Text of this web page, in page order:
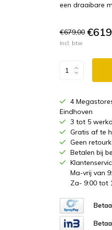
een draaibare
€679,00
Incl. btw
4
Eindhoven
3 tot 5
Gratis af te
Geen
Betalen bij
Ma-vrij van
Za- 9:00 tot